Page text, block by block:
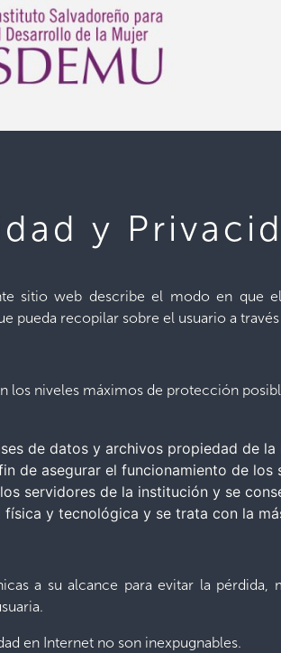
y
sitio web describe el modo en que
pueda recopilar sobre el usuario a
los niveles máximos de protección
de datos y archivos propiedad de
de asegurar el funcionamiento de los
servidores de la institución y se
y tecnológica y se trata con la
a su alcance para evitar la pérdida,
en Internet no son inexpugnables.